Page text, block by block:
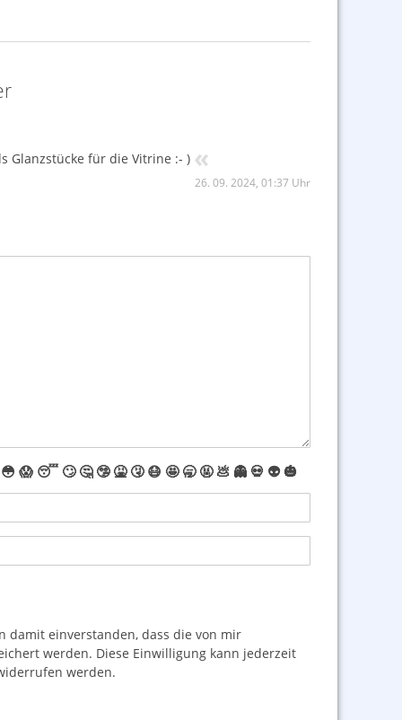
Glanzstücke für die Vitrine :- ) «
26. 09. 2024, 01:37 Uhr
😳 😱 😴 🙄 🤔 🤥 🤮 🤧 😷 🤩 🥱 🤬 💩 👻 💀 👽 🎃
einverstanden, dass die von mir
werden. Diese Einwilligung kann jederzeit
werden.